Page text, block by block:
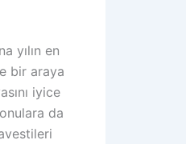
yılın en
bir araya
iyice
da